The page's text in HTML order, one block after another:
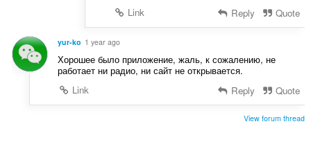
Link
Reply Quote
yur-ko 1 year ago
Хорошее было приложение, жаль, к сожалению, не
работает ни радио, ни сайт не открывается.
Link
Reply Quote
View forum thread